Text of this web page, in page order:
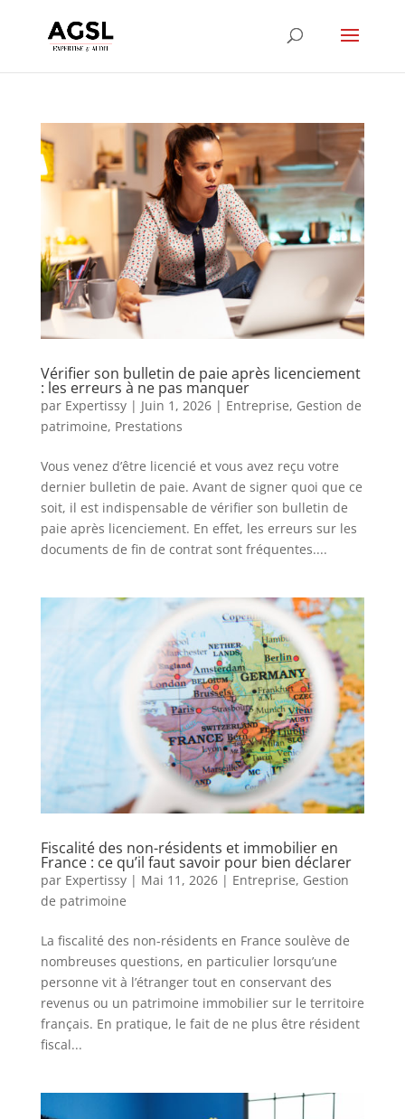
Vérifier son bulletin de paie après licenciement
: les erreurs à ne pas manquer
par Expertissy| Juin 1, 2026| Entreprise, Gestion de
patrimoine, Prestations
Vous venez d’être licencié et vous avez reçu votre
dernier bulletin de paie. Avant de signer quoi que ce
soit, il est indispensable de vérifier son bulletin de
paie après licenciement. En effet, les erreurs sur les
documents de fin de contrat sont fréquentes....
Fiscalité des non-résidents et immobilier en
France : ce qu’il faut savoir pour bien déclarer
par Expertissy| Mai 11, 2026| Entreprise, Gestion
de patrimoine
La fiscalité des non-résidents en France soulève de
nombreuses questions, en particulier lorsqu’une
personne vit à l’étranger tout en conservant des
revenus ou un patrimoine immobilier sur le territoire
français. En pratique, le fait de ne plus être résident
fiscal...